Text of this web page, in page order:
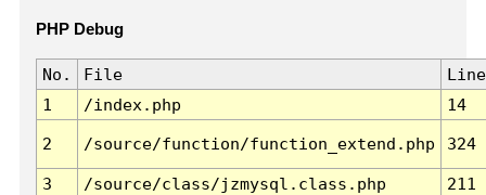
PHP Debug
No. File
Line
1
/index.php 14
2 /source/function/function_extend.php 324
3 /source/class/jzmysql.class.php
211